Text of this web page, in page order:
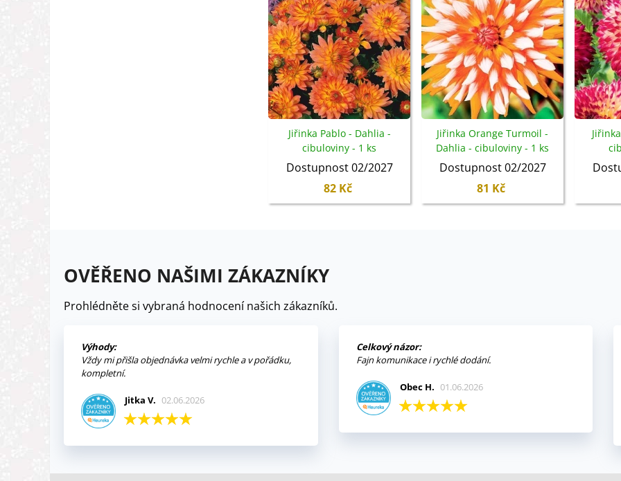
Jiřinka Pablo - Dahlia -
cibuloviny - 1 ks
Dostupnost 02/2027
82 Kč
Jiřinka Orange Turmoil -
Dahlia - cibuloviny - 1 ks
Dostupnost 02/2027
81 Kč
OVĚŘENO NAŠIMI ZÁKAZNÍKY
Prohlédněte si vybraná hodnocení našich zákazníků.
Výhody:
Vždy mi přišla objednávka velmi rychle a v pořádku,
kompletní.
Jitka V. 02.06.2026
Celkový názor:
Fajn komunikace i rychlé dodání.
Obec H. 01.06.2026